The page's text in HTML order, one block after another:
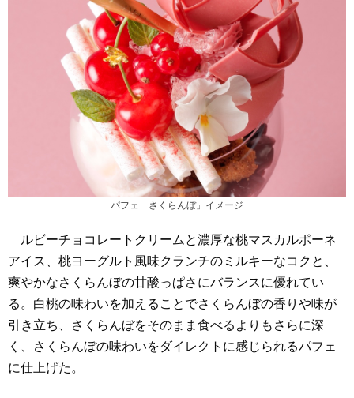
パフェ「さくらんぼ」イメージ
ルビーチョコレートクリームと濃厚な桃マスカルポーネ
アイス、桃ヨーグルト風味クランチのミルキーなコクと、
爽やかなさくらんぼの甘酸っぱさにバランスに優れてい
る。白桃の味わいを加えることでさくらんぼの香りや味が
引き立ち、さくらんぼをそのまま食べるよりもさらに深
く、さくらんぼの味わいをダイレクトに感じられるパフェ
に仕上げた。